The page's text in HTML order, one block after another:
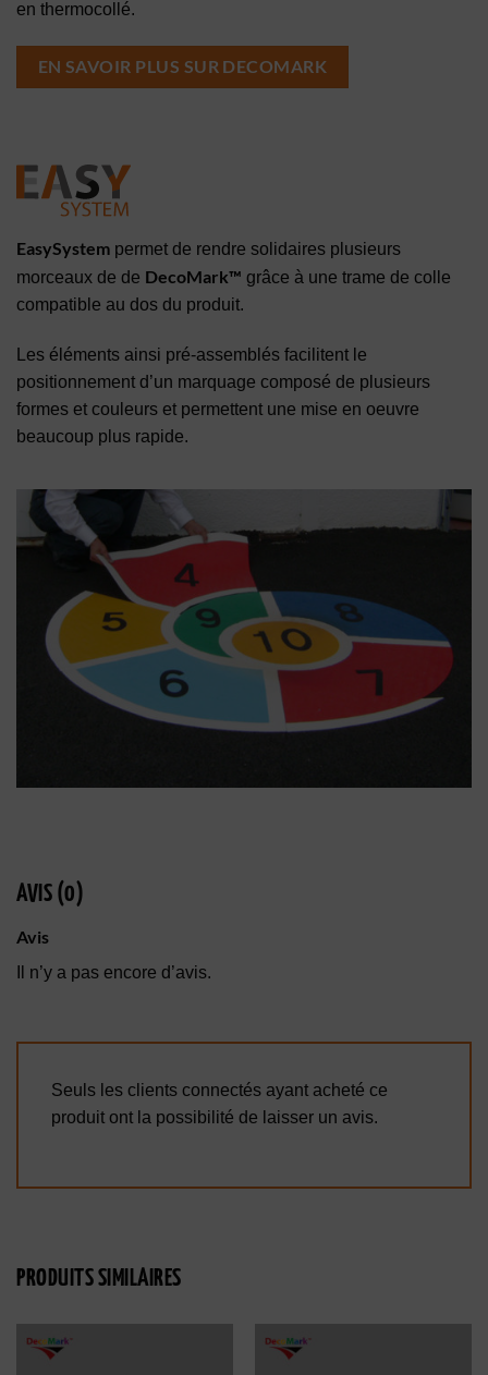
en thermocollé.
EN SAVOIR PLUS SUR DECOMARK
EasySystem permet de rendre solidaires plusieurs
morceaux de de DecoMark™ grâce à une trame de colle
compatible au dos du produit.
Les éléments ainsi pré-assemblés facilitent le
positionnement d’un marquage composé de plusieurs
formes et couleurs et permettent une mise en oeuvre
beaucoup plus rapide.
AVIS (0)
Avis
Il n’y a pas encore d’avis.
Seuls les clients connectés ayant acheté ce
produit ont la possibilité de laisser un avis.
PRODUITS SIMILAIRES